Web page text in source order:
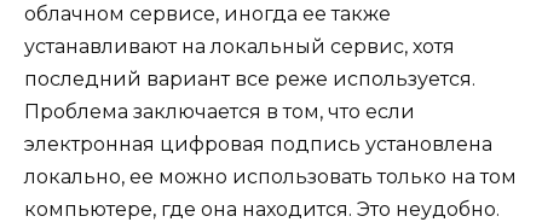
облачном сервисе, иногда ее также
устанавливают на локальный сервис, хотя
последний вариант все реже используется.
Проблема заключается в том, что если
электронная цифровая подпись установлена
локально, ее можно использовать только на том
компьютере, где она находится. Это неудобно.